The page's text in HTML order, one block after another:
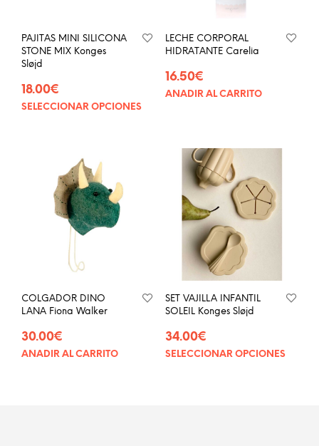
PAJITAS MINI SILICONA
STONE MIX Konges
Sløjd
18.00€
SELECCIONAR OPCIONES
múltiples
variantes.
opciones
pueden
de
producto
LECHE CORPORAL
HIDRATANTE Carelia
16.50€
AÑADIR AL CARRITO
COLGADOR DINO
LANA Fiona Walker
30.00€
AÑADIR AL CARRITO
SET VAJILLA INFANTIL
SOLEIL Konges Sløjd
34.00€
SELECCIONAR OPCIONES